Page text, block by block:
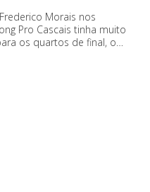
Morais nos
Pro Cascais tinha muito
os quartos de final, o…